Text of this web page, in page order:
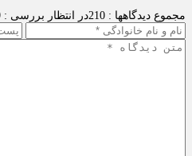
مجموع دیدگاهها : 210 در انتظار بررسی : 209